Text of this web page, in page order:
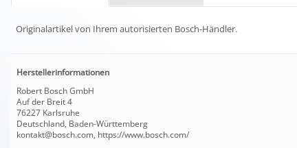
Originalartikel von Ihrem autorisierten Bosch-Händler.
Herstellerinformationen
Robert Bosch GmbH
Auf der Breit 4
76227 Karlsruhe
Deutschland, Baden-Württemberg
kontakt@bosch.com, https://www.bosch.com/